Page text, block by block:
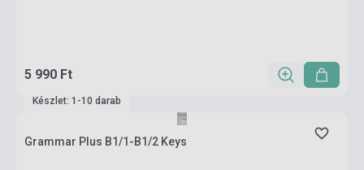
5 990 Ft
Készlet: 1-10 darab
Grammar Plus B1/1-B1/2 Keys